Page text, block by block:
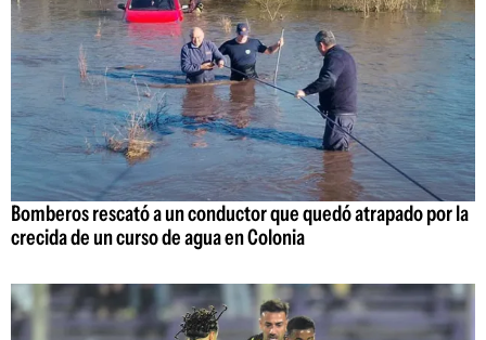
Bomberos rescató a un conductor que quedó atrapado por la
crecida de un curso de agua en Colonia